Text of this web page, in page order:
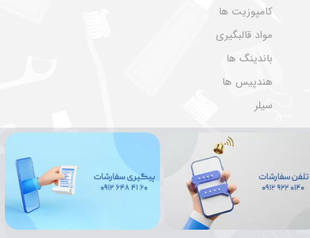
کامپوزیت ها
مواد قالبگیری
باندینگ ها
هندپیس ها
سیلر